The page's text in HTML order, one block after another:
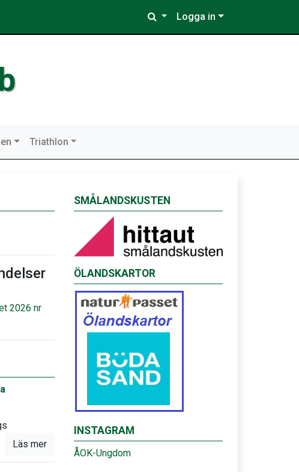
Logga in
Triathlon
2026 nr
Läs mer
SMÅLANDSKUSTEN
ÖLANDSKARTOR
INSTAGRAM
ÅOK-Ungdom